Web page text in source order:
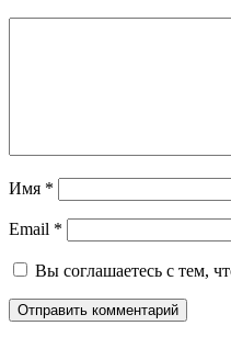
Имя *
Email *
Вы соглашаетесь с тем,